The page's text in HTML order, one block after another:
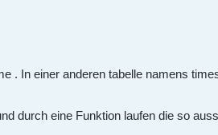
. In einer anderen tabelle namens
durch eine Funktion laufen die so